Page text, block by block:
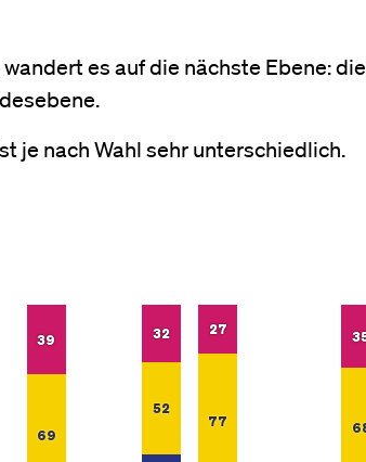
es auf die nächste Ebene: die
je nach Wahl sehr unterschiedlich.